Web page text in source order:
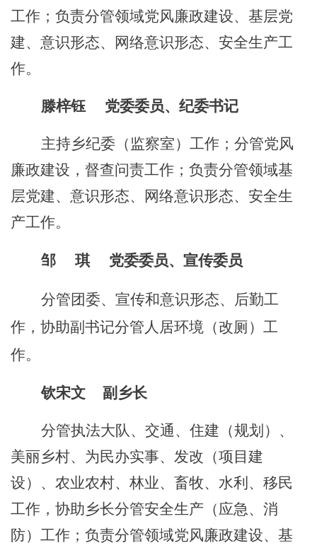
工作； 负责分管领域党风廉政建设、 基层党
建、 意识形态、 网络意识形态、 安全生产工
作。
滕梓钰 党委委员、纪委书记
主持乡纪委（监察室）工作；分管党风
廉政建设 ， 督查问责工作；负责分管领域基
层党建、 意识形态、 网络意识形态、 安全生
产工作。
邹 琪 党委委员、宣传委员
分管团委、宣传和意识形态、后勤工
作，协助副书记分管人居环境（改厕）工
作。
钦宋文 副乡长
分管执法大队、交通、住建（规划）、
美丽乡村、为民办实事、 发改（项目建
设） 、 农业农村、林业、畜牧、水利、 移民
工作 ， 协助乡长分管安全生产（应急、消
防）工作； 负责分管领域党风廉政建设、 基